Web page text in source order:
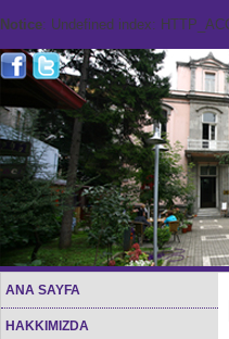
Notice: Undefined index:
ANA SAYFA
HAKKIMIZDA